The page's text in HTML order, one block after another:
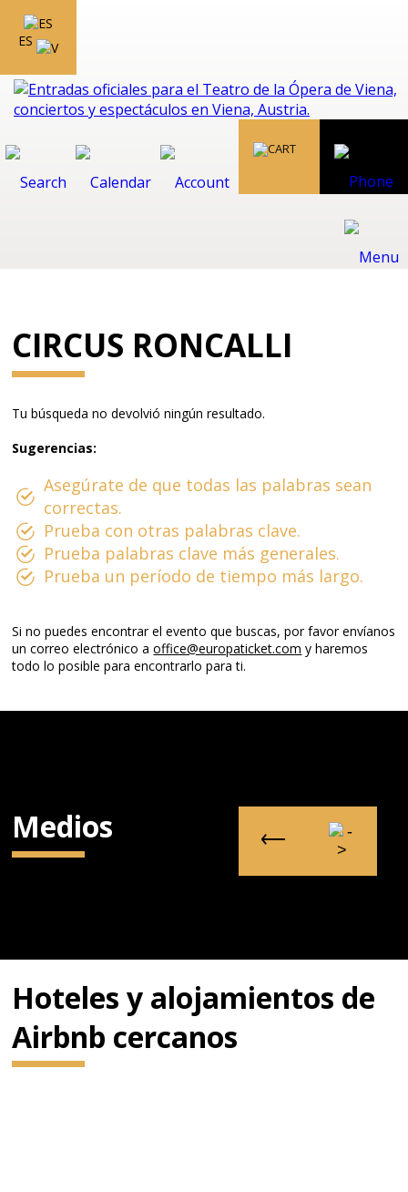
ES
CIRCUS RONCALLI
Tu búsqueda no devolvió ningún resultado.
Sugerencias:
Asegúrate de que todas las palabras sean
correctas.
Prueba con otras palabras clave.
Prueba palabras clave más generales.
Prueba un período de tiempo más largo.
Si no puedes encontrar el evento que buscas, por favor envíanos
un correo electrónico aoffice@europaticket.com y haremos
todo lo posible para encontrarlo para ti.
Medios
Hoteles y alojamientos de
Airbnb cercanos